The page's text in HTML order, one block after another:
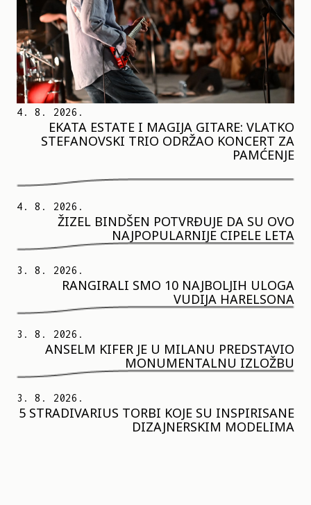
4. 8. 2026.
EKATA ESTATE I MAGIJA GITARE: VLATKO
STEFANOVSKI TRIO ODRŽAO KONCERT ZA
PAMĆENJE
4. 8. 2026.
ŽIZEL BINDŠEN POTVRĐUJE DA SU OVO
NAJPOPULARNIJE CIPELE LETA
3. 8. 2026.
RANGIRALI SMO 10 NAJBOLJIH ULOGA
VUDIJA HARELSONA
3. 8. 2026.
ANSELM KIFER JE U MILANU PREDSTAVIO
MONUMENTALNU IZLOŽBU
3. 8. 2026.
5 STRADIVARIUS TORBI KOJE SU INSPIRISANE
DIZAJNERSKIM MODELIMA